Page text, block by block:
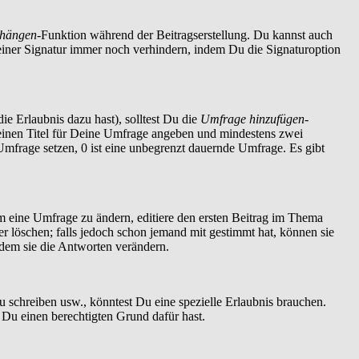
-Funktion während der Beitragserstellung. Du kannst auch
Signatur immer noch verhindern, indem Du die Signaturoption
Erlaubnis dazu hast), solltest Du die Umfrage hinzufügen-
Titel für Deine Umfrage angeben und mindestens zwei
setzen, 0 ist eine unbegrenzt dauernde Umfrage. Es gibt
Umfrage zu ändern, editiere den ersten Beitrag im Thema
falls jedoch schon jemand mit gestimmt hat, können sie
sie die Antworten verändern.
usw., könntest Du eine spezielle Erlaubnis brauchen.
einen berechtigten Grund dafür hast.